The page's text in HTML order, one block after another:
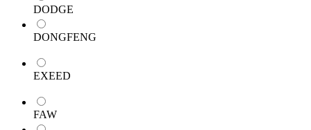
DODGE
DONGFENG
EXEED
FAW